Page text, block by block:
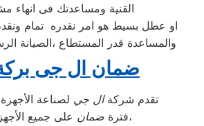
القنية ومساعدتك فى انهاء
او عطل بسيط هو امر نقدره تمام
والمساعدة قدر المستطاع ،الصيانة
ضمان ال جى
تقدم شركةال جي لصناعة
فترةضمان
على جميع الأجهزة المنزلية،